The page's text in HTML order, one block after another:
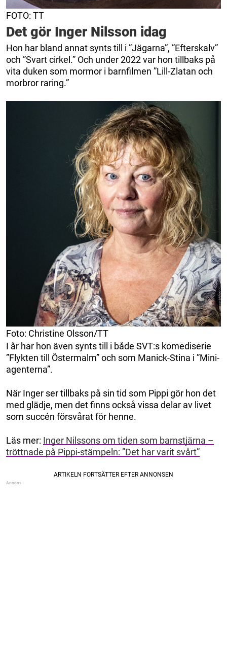
FOTO: TT
Det gör Inger Nilsson idag
Hon har bland annat synts till i ”Jägarna”, ”Efterskalv”
och ”Svart cirkel.” Och under 2022 var hon tillbaks på
vita duken som mormor i barnfilmen ”Lill-Zlatan och
morbror raring.”
Foto: Christine Olsson/TT
I år har hon även synts till i både SVT:s komediserie
”Flykten till Östermalm” och som Manick-Stina i ”Mini-
agenterna”.
När Inger ser tillbaks på sin tid som Pippi gör hon det
med glädje, men det finns också vissa delar av livet
som succén försvårat för henne.
Läs mer: Inger Nilssons om tiden som barnstjärna –
tröttnade på Pippi-stämpeln: ”Det har varit svårt”